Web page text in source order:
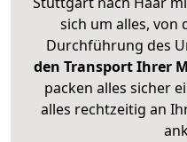
sich um alles, von
Durchführung des
den Transport Ihrer
packen alles sicher
alles rechtzeitig an